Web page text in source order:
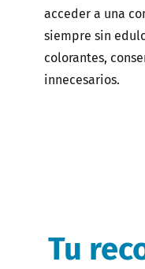
acceder a una
siempre sin
colorantes,
innecesarios.
Tu